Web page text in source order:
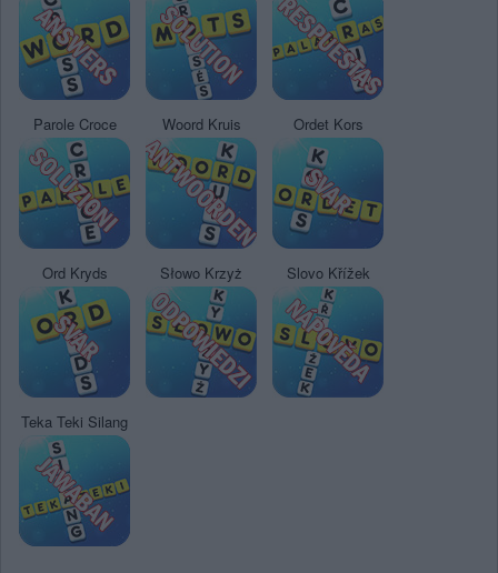
Parole Croce Woord Kruis Ordet Kors
Ord Kryds Słowo Krzyż Slovo Křížek
Teka Teki Silang